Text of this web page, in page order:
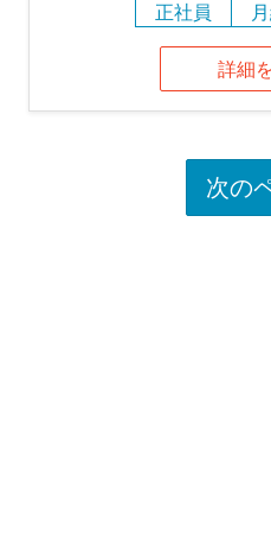
正社員
詳細
次の